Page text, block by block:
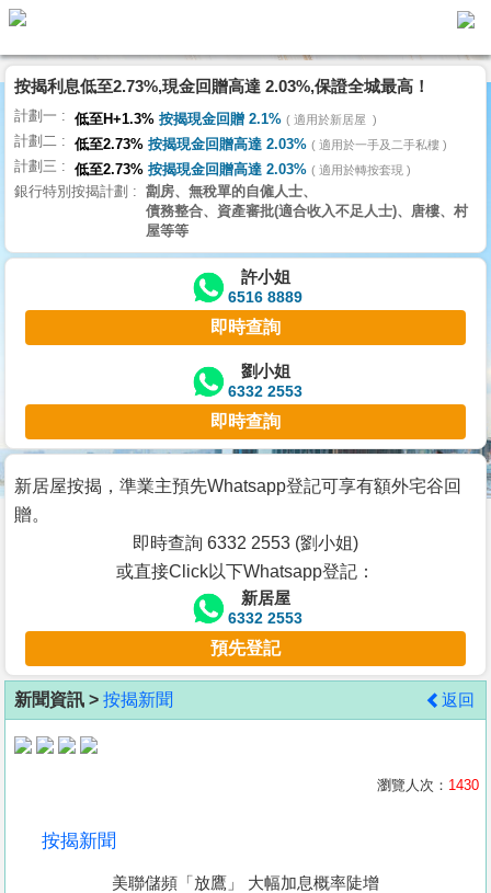
代
理
主
頁
搵
樓/
交
業
主
宅
谷
按
客
地
產
按揭利息低至2.73%,現金回贈高達 2.03%,保證全城最高！
計劃一 低至H+1.3% 按揭現金回贈 2.1% 適用於新居屋
計劃二 低至2.73% 按揭現金回贈高達 2.03% 適用於一手及二手私樓
計劃三 低至2.73% 按揭現金回贈高達 2.03% 適用於轉按套現
銀行特別按揭計劃
劏房、無稅單的自僱人士、
債務整合、資產審批(適合收入不足人士)、唐樓、村
屋等等
許小姐
6516 8889
即時查詢
劉小姐
6332 2553
即時查詢
新居屋按揭，準業主預先Whatsapp登記可享有額外宅谷回
贈。
即時查詢 6332 2553 (劉小姐)
或直接Click以下Whatsapp登記：
新居屋
6332 2553
預先登記
新聞資訊 > 按揭新聞 返回
瀏覽人次： 1430
按揭新聞
美聯儲頻「放鷹」 大幅加息概率陡增